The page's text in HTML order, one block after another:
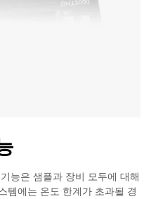
능은 샘플과 장비 모두에 대해
템에는 온도 한계가 초과될 경